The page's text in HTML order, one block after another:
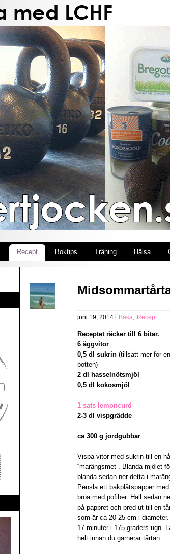
Recept Boktips Träning Hälsa
juni 19, 2014 i Baka, Recept
Receptet räcker till 6 bitar.
6 äggvitor
0,5 dl sukrin (tillsätt mer för
botten)
2 dl hasselnötsmjöl
0,5 dl kokosmjöl
1 sats lemoncurd
2-3 dl vispgrädde
ca 300 g jordgubbar
Vispa vitor med sukrin till en
“marängsmet”. Blanda mjölet
blanda sedan ner detta i
Pensla ett bakplåtspapper
bröa med pofiber. Häll sedan
på pappret och bred ut till en
som är ca 20-25 cm i
17 minuter i 175 graders ugn.
helt innan du garnerar tårtan.